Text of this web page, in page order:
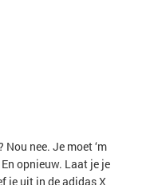
nee. Je moet ‘m
opnieuw. Laat je je
je uit in de adidas X